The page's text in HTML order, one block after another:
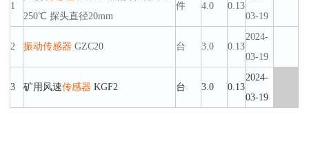
1
250℃ 探头直径20mm
件 4.0 0.13
03-19
2 振动传感器 GZC20 台 3.0 0.13
2024-
03-19
3 矿用风速传感器 KGF2 台 3.0 0.13
2024-
03-19